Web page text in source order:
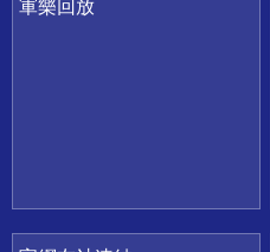
軍樂回放